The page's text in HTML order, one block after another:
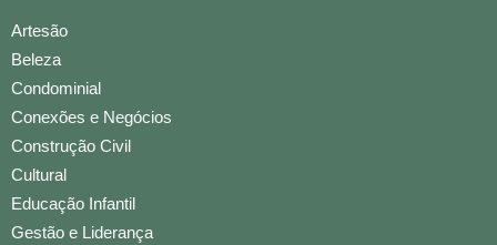
Artesão
Beleza
Condominial
Conexões e Negócios
Construção Civil
Cultural
Educação Infantil
Gestão e Liderança